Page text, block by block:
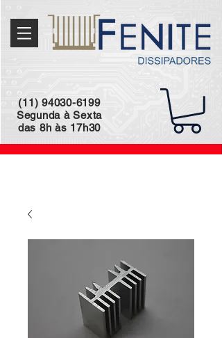
(11) 94030-6199
Segunda à Sexta
das 8h às 17h30